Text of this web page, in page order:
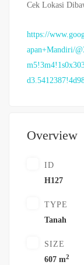
Cek Lokasi
https://
apan+Mandiri/
Overview
ID
H127
TYPE
Tanah
SIZE
607 m2